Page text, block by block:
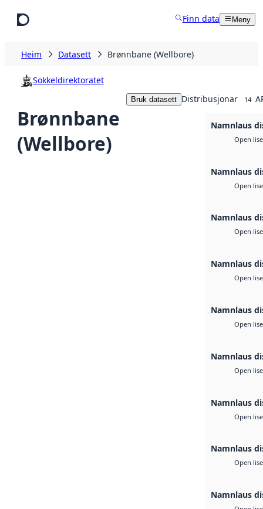
Finn data Meny
Heim Datasett Brønnbane (Wellbore)
Sokkeldirektoratet
Brønnbane
(Wellbore)
Bruk datasett Distribusjonar 14
Namnlaus
Open
Namnlaus
Open
Namnlaus
Open
Namnlaus
Open
Namnlaus
Open
Namnlaus
Open
Namnlaus
Open
Namnlaus
Open
Namnlaus